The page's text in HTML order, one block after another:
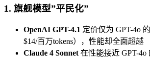
1. 旗舰模型”平民化”
OpenAI GPT-4.1 定价仅为 GPT-4o
$14/百万tokens），性能却全面超越
Claude 4 Sonnet 在性能接近 GPT-